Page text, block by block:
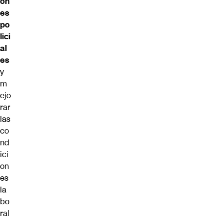
es
po
lici
al
es
y
m
ejo
rar
las
co
nd
ici
on
es
la
bo
ral